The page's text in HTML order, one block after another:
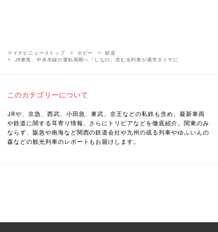
マイナビニューストップ ホビー
鉄道
JR東海、中央本線の運転再開へ「しなの」含む全列車が通常ダイヤに
このカテゴリーについて
JRや、京急、西武、小田急、東武、京王などの私鉄も含め、最新車両
や鉄道に関する耳寄り情報、さらにトリビアなどを徹底紹介。関東のみ
ならず、阪急や南海など関西の鉄道会社や九州の或る列車やゆふいんの
森などの観光列車のレポートもお届けします。